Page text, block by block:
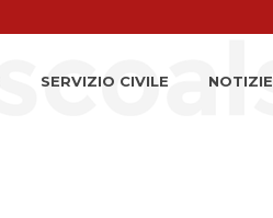
SERVIZIO CIVILE NOTIZIE